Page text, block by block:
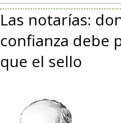
Las notarías:
confianza debe
que el sello